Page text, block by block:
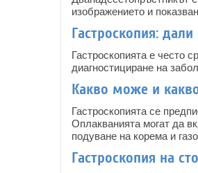
изображението и
Гастроскопия:
Гастроскопията е често
диагностициране на
Какво може и
Гастроскопията се
Оплакванията могат да
подуване на корема и
Гастроскопия на